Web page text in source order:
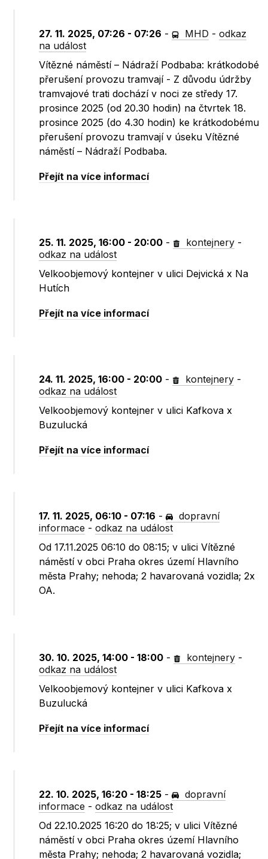
27. 11. 2025, 07:26 - 07:26 - MHD -odkaz
na událost
Vítězné náměstí – Nádraží Podbaba: krátkodobé
přerušení provozu tramvají - Z důvodu údržby
tramvajové trati dochází v noci ze středy 17.
prosince 2025 (od 20.30 hodin) na čtvrtek 18.
prosince 2025 (do 4.30 hodin) ke krátkodobému
přerušení provozu tramvají v úseku Vítězné
náměstí – Nádraží Podbaba.
Přejít na více informací
25. 11. 2025, 16:00 - 20:00 - kontejnery -
odkaz na událost
Velkoobjemový kontejner v ulici Dejvická x Na
Hutích
Přejít na více informací
24. 11. 2025, 16:00 - 20:00 - kontejnery -
odkaz na událost
Velkoobjemový kontejner v ulici Kafkova x
Buzulucká
Přejít na více informací
17. 11. 2025, 06:10 - 07:16 -
dopravní
informace -odkaz na událost
Od 17.11.2025 06:10 do 08:15; v ulici Vítězné
náměstí v obci Praha okres území Hlavního
města Prahy; nehoda; 2 havarovaná vozidla; 2x
OA.
30. 10. 2025, 14:00 - 18:00 - kontejnery -
odkaz na událost
Velkoobjemový kontejner v ulici Kafkova x
Buzulucká
Přejít na více informací
22. 10. 2025, 16:20 - 18:25 -
dopravní
informace -odkaz na událost
Od 22.10.2025 16:20 do 18:25; v ulici Vítězné
náměstí v obci Praha okres území Hlavního
města Prahy; nehoda; 2 havarovaná vozidla;